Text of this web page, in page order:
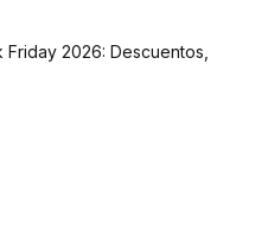
2026: Descuentos,